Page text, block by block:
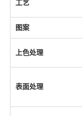
工艺
图案
上色处理
表面处理